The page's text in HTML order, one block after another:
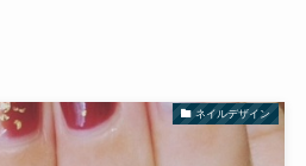
ネイルデザイン